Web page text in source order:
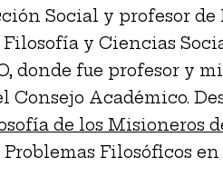
Social y profesor
y Ciencias
donde fue profesor y
Académico.
de los Misioneros
Problemas Filosóficos